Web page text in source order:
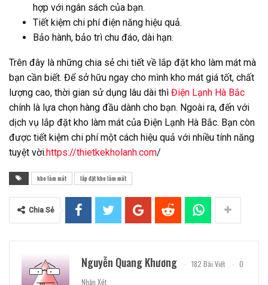
hợp với ngân sách của bạn.
Tiết kiệm chi phí điện năng hiệu quả.
Bảo hành, bảo trì chu đáo, dài hạn.
Trên đây là những chia sẻ chi tiết về lắp đặt kho làm mát mà
bạn cần biết. Để sở hữu ngay cho mình kho mát giá tốt, chất
lượng cao, thời gian sử dụng lâu dài thì Điện Lạnh Hà Bắc
chính là lựa chọn hàng đầu dành cho bạn. Ngoài ra, đến với
dịch vụ lắp đặt kho làm mát của Điện Lạnh Hà Bắc. Bạn còn
được tiết kiệm chi phí một cách hiệu quả với nhiều tính năng
tuyệt vời.https://thietkekholanh.com/
kho làm mát lắp đặt kho làm mát
Chia Sẻ
Nguyễn Quang Khương 182 Bài Viết
0
Nhận Xét